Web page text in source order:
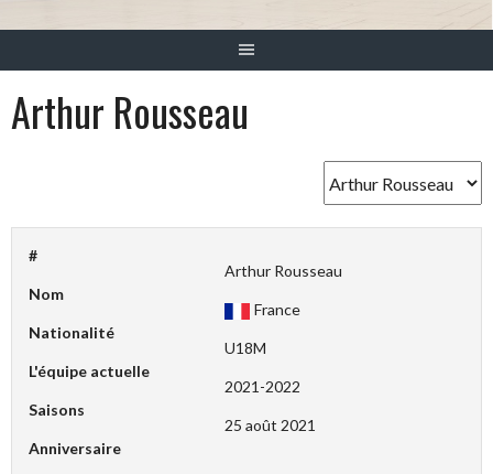
Arthur Rousseau
#
Nom
Arthur Rousseau
Nationalité
France
L'équipe actuelle
U18M
Saisons
2021-2022
Anniversaire
25 août 2021